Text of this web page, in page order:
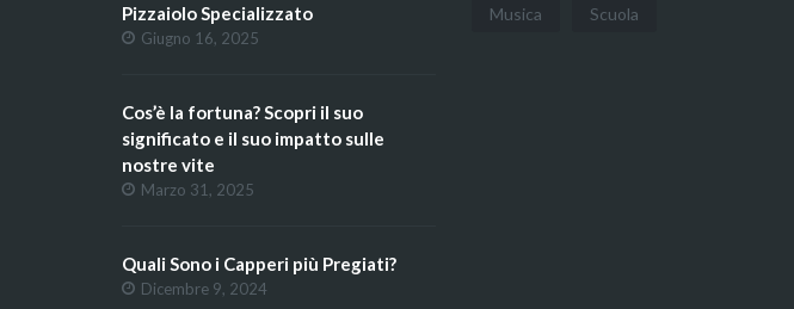
Pizzaiolo Specializzato
Giugno 16, 2025
Cos’è la fortuna? Scopri il suo
significato e il suo impatto sulle
nostre vite
Marzo 31, 2025
Quali Sono i Capperi più Pregiati?
Dicembre 9, 2024
Musica Scuola